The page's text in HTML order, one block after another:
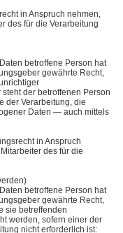
in Anspruch nehmen,
des für die Verarbeitung
betroffene Person hat
gewährte Recht,
der betroffenen Person
der Verarbeitung, die
Daten — auch mittels
in Anspruch
des für die
betroffene Person hat
gewährte Recht,
sie betreffenden
werden, sofern einer der
nicht erforderlich ist: